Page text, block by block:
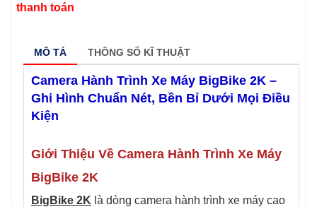
thanh toán
MÔ TẢ THÔNG SỐ KĨ THUẬT
Camera Hành Trình Xe Máy BigBike 2K –
Ghi Hình Chuẩn Nét, Bền Bỉ Dưới Mọi Điều
Kiện
Giới Thiệu Về Camera Hành Trình Xe Máy
BigBike 2K
BigBike 2K là dòng camera hành trình xe máy cao